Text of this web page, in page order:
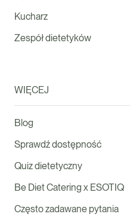
Kucharz
Zespół dietetyków
WIĘCEJ
Blog
Sprawdź dostępność
Quiz dietetyczny
Be Diet Catering x ESOTIQ
Często zadawane pytania